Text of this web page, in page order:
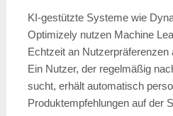
KI-gestützte Systeme wie
Optimizely nutzen Machine
Echtzeit an Nutzerpräferenzen
Ein Nutzer, der regelmäßig
sucht, erhält automatisch
Produktempfehlungen auf der